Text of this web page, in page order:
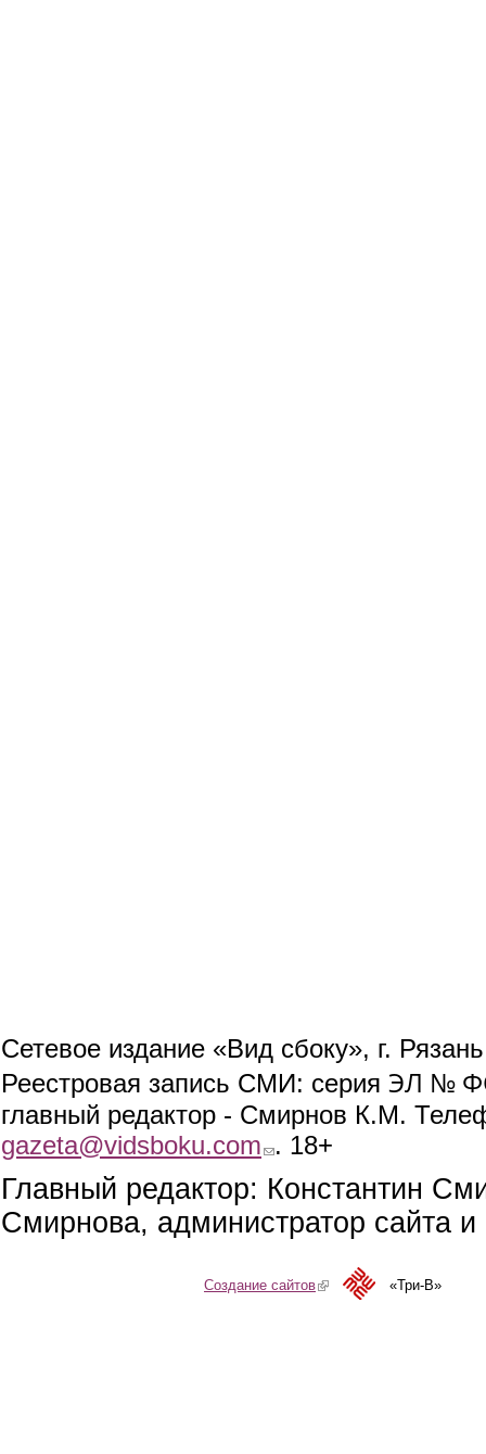
Сетевое издание «Вид сбоку», г.
Реестровая запись СМИ: серия ЭЛ №
главный редактор - Смирнов К.М.
gazeta@vidsboku.com (link sends e-mail)
. 18+
Главный редактор: Константин
Смирнова, администратор сайта
Создание сайтов(link is external)«Три-В»